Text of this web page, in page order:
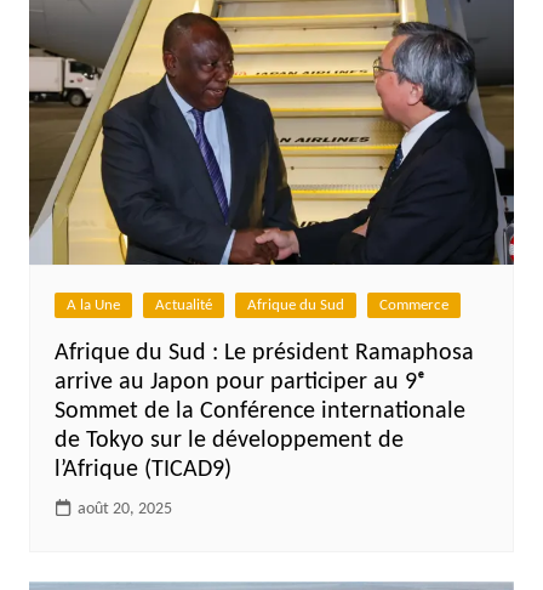
A la Une Actualité Afrique du Sud Commerce
Afrique du Sud : Le président Ramaphosa
arrive au Japon pour participer au 9ᵉ
Sommet de la Conférence internationale
de Tokyo sur le développement de
l’Afrique (TICAD9)
août 20, 2025